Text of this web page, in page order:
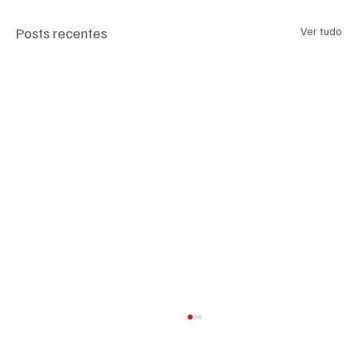
Posts recentes Ver tudo